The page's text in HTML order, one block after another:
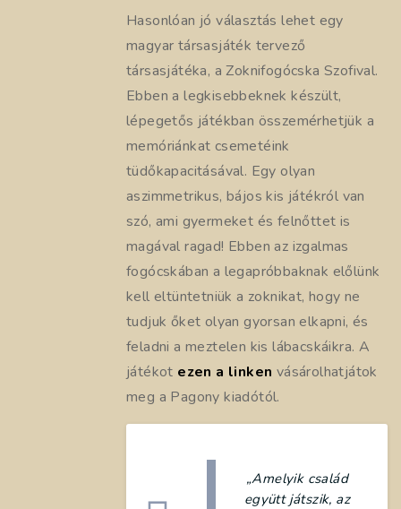
Hasonlóan jó választás lehet egy
magyar társasjáték tervező
társasjátéka, a Zoknifogócska Szofival.
Ebben a legkisebbeknek készült,
lépegetős játékban összemérhetjük a
memóriánkat csemetéink
tüdőkapacitásával. Egy olyan
aszimmetrikus, bájos kis játékról van
szó, ami gyermeket és felnőttet is
magával ragad! Ebben az izgalmas
fogócskában a legapróbbaknak előlünk
kell eltüntetniük a zoknikat, hogy ne
tudjuk őket olyan gyorsan elkapni, és
feladni a meztelen kis lábacskáikra. A
játékot ezen a linken vásárolhatjátok
meg a Pagony kiadótól.
„Amelyik család
együtt játszik, az